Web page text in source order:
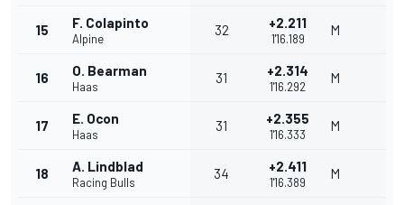
15 F. Colapinto
Alpine
32 +2.211
1'16.189
M
16 O. Bearman
Haas
31 +2.314
1'16.292
M
17 E. Ocon
Haas
31 +2.355
1'16.333
M
18 A. Lindblad
Racing Bulls
34 +2.411
1'16.389
M